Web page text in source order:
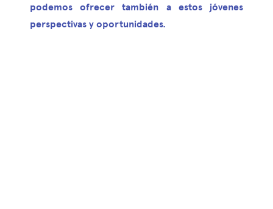
podemos ofrecer también a estos jóvenes
perspectivas y oportunidades.